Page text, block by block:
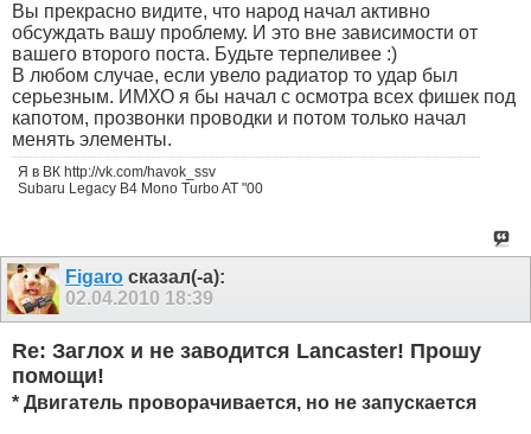
Вы прекрасно видите, что народ начал активно
обсуждать вашу проблему. И это вне зависимости от
вашего второго поста. Будьте терпеливее :)
В любом случае, если увело радиатор то удар был
серьезным. ИМХО я бы начал с осмотра всех фишек под
капотом, прозвонки проводки и потом только начал
менять элементы.
Я в ВК http://vk.com/havok_ssv
Subaru Legacy B4 Mono Turbo AT "00
Figaro сказал(-а):
02.04.2010 18:39
Re: Заглох и не заводится Lancaster! Прошу
помощи!
* Двигатель проворачивается, но не запускается